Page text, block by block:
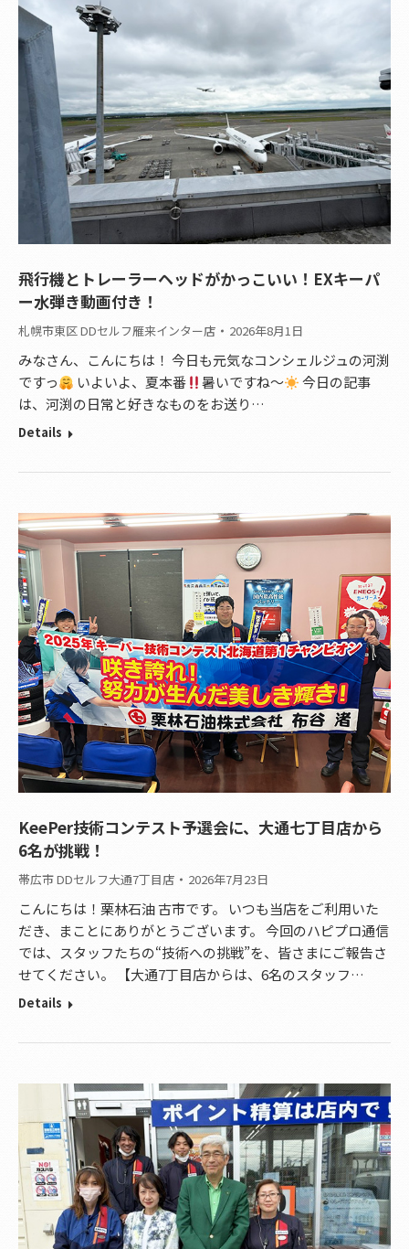
飛行機とトレーラーヘッドがかっこいい！EXキーパ
ー水弾き動画付き！
札幌市東区 DDセルフ雁来インター店 2026年8月1日
みなさん、こんにちは！ 今日も元気なコンシェルジュの河渕
ですっ
いよいよ、夏本番 暑いですね〜
今日の記事
は、河渕の日常と好きなものをお送り…
Details
KeePer技術コンテスト予選会に、大通七丁目店から
6名が挑戦！
帯広市 DDセルフ大通7丁目店 2026年7月23日
こんにちは！栗林石油 古市です。 いつも当店をご利用いた
だき、まことにありがとうございます。 今回のハピプロ通信
では、スタッフたちの“技術への挑戦”を、皆さまにご報告さ
せてください。 【大通7丁目店からは、6名のスタッフ…
Details